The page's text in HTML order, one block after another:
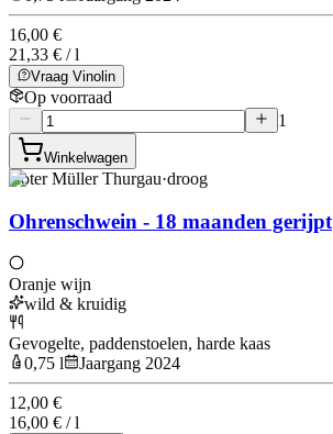
16,00 €
21,33 € / l
Vraag Vinolin
Op voorraad
1
Winkelwagen
Roter Müller Thurgau·droog
Ohrenschwein - 18 maanden gerijpt
Oranje wijn
wild & kruidig
Gevogelte, paddenstoelen, harde kaas
0,75 l
Jaargang 2024
12,00 €
16,00 € / l